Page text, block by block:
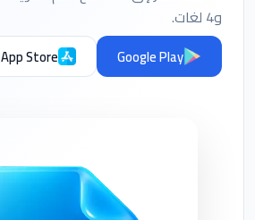
و4 لغات.
Google Play
App Store